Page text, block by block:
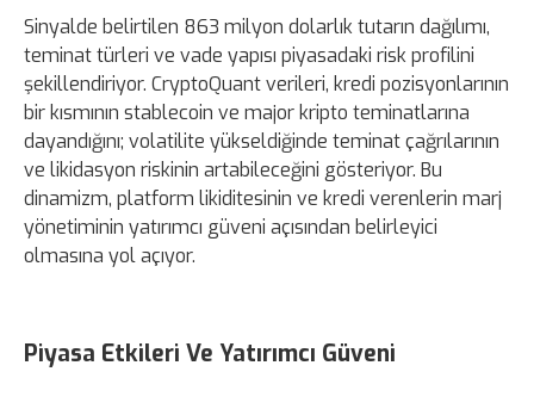
Sinyalde belirtilen 863 milyon dolarlık tutarın dağılımı,
teminat türleri ve vade yapısı piyasadaki risk profilini
şekillendiriyor. CryptoQuant verileri, kredi pozisyonlarının
bir kısmının stablecoin ve major kripto teminatlarına
dayandığını; volatilite yükseldiğinde teminat çağrılarının
ve likidasyon riskinin artabileceğini gösteriyor. Bu
dinamizm, platform likiditesinin ve kredi verenlerin marj
yönetiminin yatırımcı güveni açısından belirleyici
olmasına yol açıyor.
Piyasa Etkileri Ve Yatırımcı Güveni